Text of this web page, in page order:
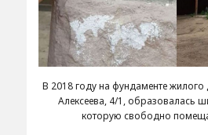
В 2018 году на фундаменте
Алексеева, 4/1, образовалась
которую свободно